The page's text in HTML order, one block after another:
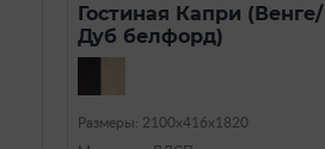
Гостиная Капри (Венге/
Дуб белфорд)
Размеры: 2100х416х1820